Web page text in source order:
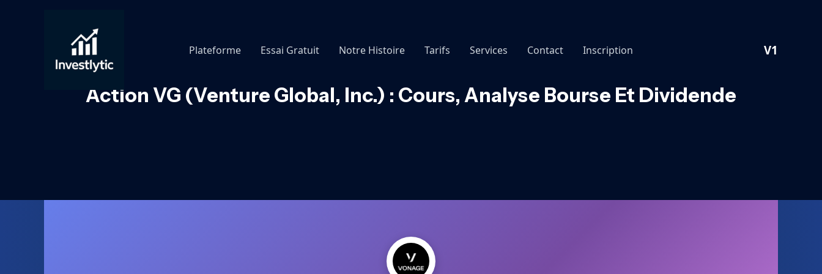
Plateforme
Essai Gratuit Notre Histoire Tarifs Services Contact Inscription V1
Action VG (Venture Global, Inc.) : Cours, Analyse Bourse Et Dividende